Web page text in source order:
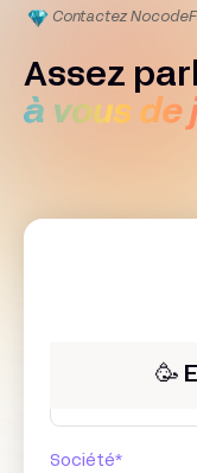
Contactez Nocode
Assez
à vous de
🥳
Société*